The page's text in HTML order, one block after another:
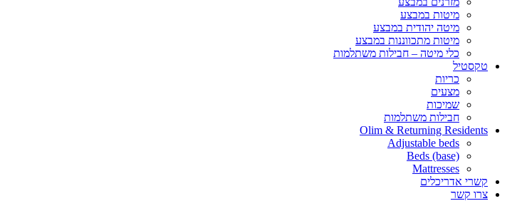
מיטות במבצע
מיטה יהודית במבצע
מיטות מתכווננות במבצע
כלי מיטה – חבילות משתלמות
טקסטיל
כריות
מצעים
שמיכות
חבילות משתלמות
Olim & Returning Residents
Adjustable beds
Beds (base)
Mattresses
קשרי אדריכלים
צרו קשר